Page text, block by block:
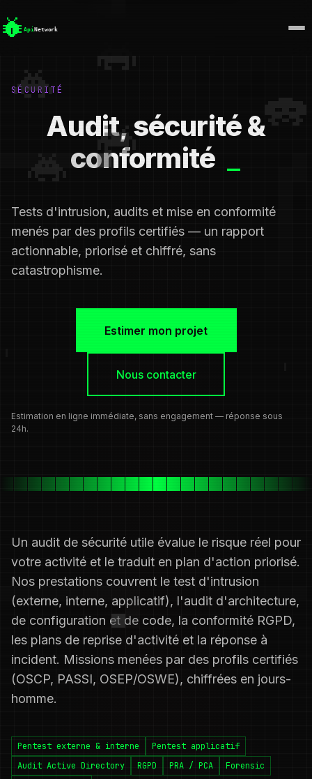
SÉCURITÉ
Audit, sécurité &
conformité
Tests d'intrusion, audits et mise en conformité
menés par des profils certifiés — un rapport
actionnable, priorisé et chiffré, sans
catastrophisme.
Estimer mon projet
Nous contacter
Estimation en ligne immédiate, sans engagement — réponse sous
24h.
Un audit de sécurité utile évalue le risque réel pour
votre activité et le traduit en plan d'action priorisé.
Nos prestations couvrent le test d'intrusion
(externe, interne, applicatif), l'audit d'architecture,
de configuration et de code, la conformité RGPD,
les plans de reprise d'activité et la réponse à
incident. Missions menées par des profils certifiés
(OSCP, PASSI, OSEP/OSWE), chiffrées en jours-
homme.
Pentest externe & interne
Pentest applicatif
Audit Active Directory
RGPD PRA / PCA
Forensic